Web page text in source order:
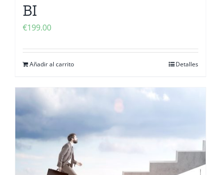
BI
€199.00
Añadir al carrito Detalles